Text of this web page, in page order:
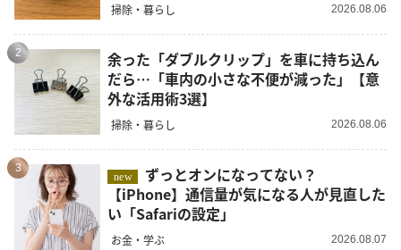
掃除・暮らし 2026.08.06
2
余った「ダブルクリップ」を車に持ち込ん
だら…「車内の小さな不便が減った」【意
外な活用術3選】
掃除・暮らし 2026.08.06
3
new
【iPhone】通信量が気になる人が見直した
い「Safariの設定」
お金・学ぶ 2026.08.07